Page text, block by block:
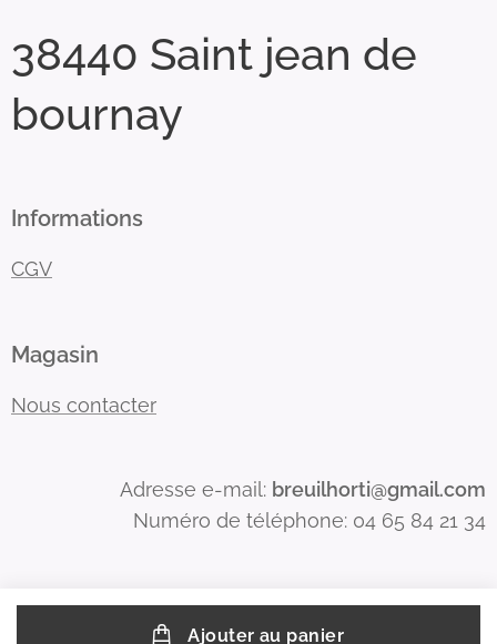
Ajouter au panier
38440 Saint jean de
bournay
Informations
CGV
Magasin
Nous contacter
Adresse e-mail: breuilhorti@gmail.com
Numéro de téléphone: 04 65 84 21 34